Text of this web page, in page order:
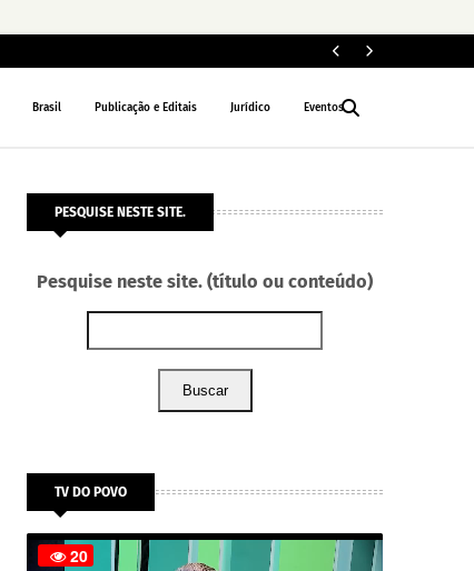
Brasil Publicação e Editais Jurídico Eventos
PESQUISE NESTE SITE.
Pesquise neste site. (título ou conteúdo)
Buscar
TV DO POVO